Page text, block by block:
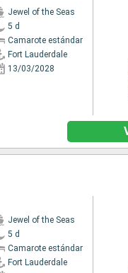
Jewel of the Seas
5 d
Camarote estándar
Fort Lauderdale
13/03/2028
Jewel of the Seas
5 d
Camarote estándar
Fort Lauderdale